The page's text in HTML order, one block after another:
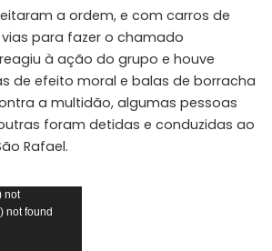
a ordem, e com carros de
para fazer o chamado
à ação do grupo e houve
de efeito moral e balas de borracha
a multidão, algumas pessoas
foram detidas e conduzidas ao
Rafael.
not
not found